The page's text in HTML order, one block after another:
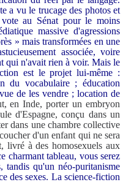
a vu le trucage des photos et
au Sénat pour le moins
massive d'agressions
» mais transformées en une
associée, voire
qui n'avait rien à voir. Mais le
est le projet lui-même :
du vocabulaire ; éducation
de les vendre ; location de
en Inde, porter un embryon
d'Espagne, conçu dans un
dans une chambre collective
d'un enfant qui ne sera
livré à des homosexuels aux
charmant tableau, vous serez
qu'un néo-puritanisme
des sexes. La science-fiction